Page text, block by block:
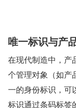
唯一标识与产
在现代制造中，产
个管理对象（如产
一的身份标识，可
标识通过条码标签